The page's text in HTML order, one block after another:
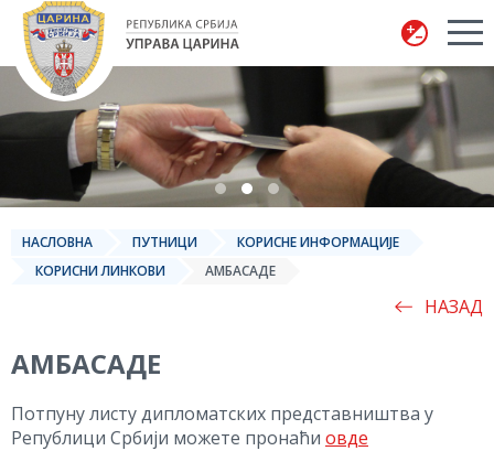
Управа царина
НАСЛОВНА ПУТНИЦИ
КОРИСНЕ ИНФОРМАЦИЈЕ
КОРИСНИ ЛИНКОВИ
АМБАСАДЕ
НАЗАД
АМБАСАДЕ
Потпуну листу дипломатских представништва у
Републици Србији можете пронаћи овде